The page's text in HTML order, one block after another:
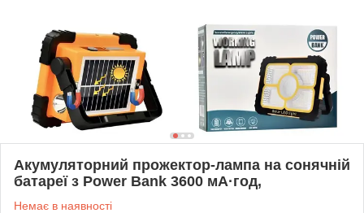
Акумуляторний прожектор-лампа на сонячній
батареї з Power Bank 3600 мА·год,
Немає в наявності